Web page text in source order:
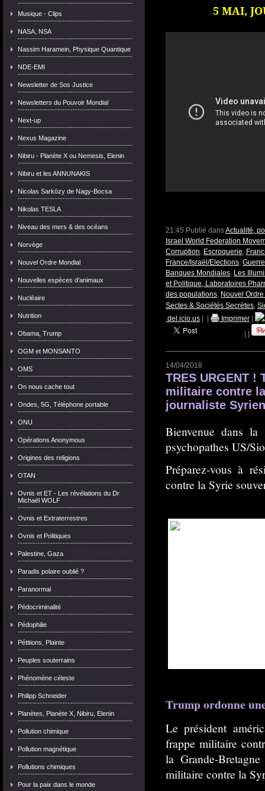
Musique - Clips
NASA, NSA
Nassim Haramein, Physique Quantique
NDE-EMI
Newsletter de Sos Justice
Newsletters du Pouvoir Mondial
Next-up
Nexus Magazine
Nibiru - Planète X ou Nemesis, Elenin
Nibiru et les ANNUNAKIS
Nicolas Sarközy de Nagy-Bocsa
Nikolas TESLA
Niveau des mers & des océans
Norvège
Nouvel Ordre Mondial
Nouvelles espèces d'animaux
Nucléaire
Nutrition
Obama, Trump
OGM et MONSANTO
OMS
On nous cache tout
Ondes, 5G, Téléphone portable
ONU
Opérations Anonymous
Origines des religions
OTAN
Ovnis et ET - Les révélations du Dr
Michaël WOLF
Ovnis et Extraterrestres
Ovnis et Politiques
Palestine, Gaza
Paradis polaire oublié ?
Paranormal
Pédocriminalité
Pédophilie
Pétitions, Plainte
Peuples souterrains
Phénomène céleste
Philipp Schneider
Planètes, Planète X, Nibiru, Elenin
Pollution chimique
Pollution magnétique
Pollutions chimiques
Pour la paix dans le monde
5 MAI,
21:45 Publié dansActualité,
Israel World Federation
Corruption, Escroquerie,
France/Israël/Elections,
Banques Mondiales, Les
et Politique, Laboratoires
des populations, Nouvel
Sectes & Sociétés Secrètes,
del.icio.us
Imprimer
14/04/2018
TRES URGENT
militaire contre
journaliste Syrien
Bienvenue dans
psychopathes US/
Préparez-vous à
contre la Syrie
Trump ordonne
Le président
frappe militaire
la Grande-
militaire contre la